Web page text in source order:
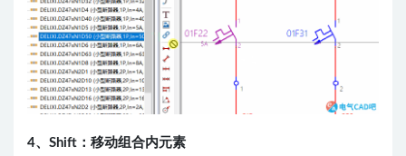
4、Shift：移动组合内元素